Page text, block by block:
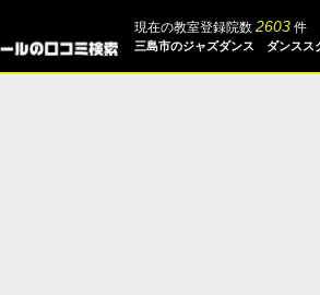
現在の教室登録院数 2603件
三島市のジャズダンス ダンスス